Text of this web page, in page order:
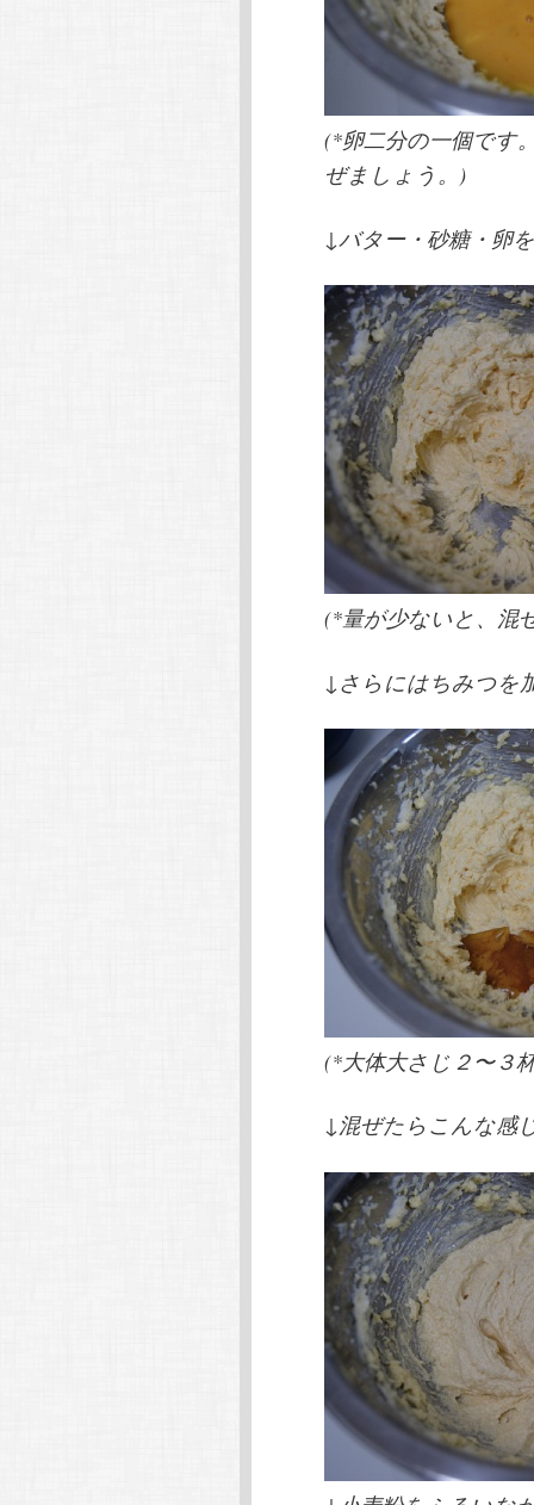
(*卵二分の一個です
ぜましょう。)
↓バター・砂糖・卵
(*量が少ないと、混
↓さらにはちみつを
(*大体大さじ２〜３
↓混ぜたらこんな感